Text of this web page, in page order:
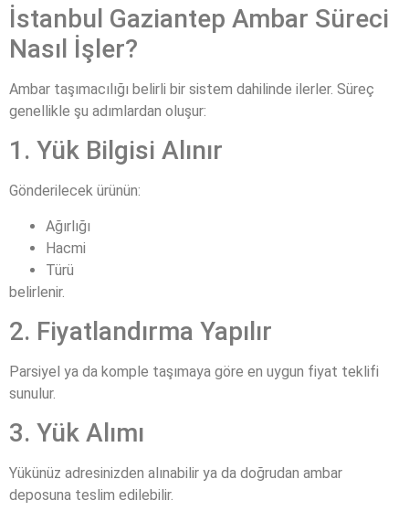
İstanbul Gaziantep Ambar Süreci
Nasıl İşler?
Ambar taşımacılığı belirli bir sistem dahilinde ilerler. Süreç
genellikle şu adımlardan oluşur:
1. Yük Bilgisi Alınır
Gönderilecek ürünün:
Ağırlığı
Hacmi
Türü
belirlenir.
2. Fiyatlandırma Yapılır
Parsiyel ya da komple taşımaya göre en uygun fiyat teklifi
sunulur.
3. Yük Alımı
Yükünüz adresinizden alınabilir ya da doğrudan ambar
deposuna teslim edilebilir.